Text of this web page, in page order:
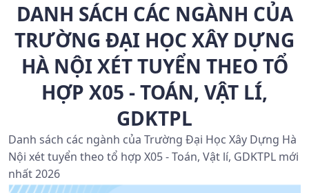
DANH SÁCH CÁC NGÀNH CỦA
TRƯỜNG ĐẠI HỌC XÂY DỰNG
HÀ NỘI XÉT TUYỂN THEO TỔ
HỢP X05 - TOÁN, VẬT LÍ,
GDKTPL
Danh sách các ngành của Trường Đại Học Xây Dựng Hà
Nội xét tuyển theo tổ hợp X05 - Toán, Vật lí, GDKTPL mới
nhất 2026